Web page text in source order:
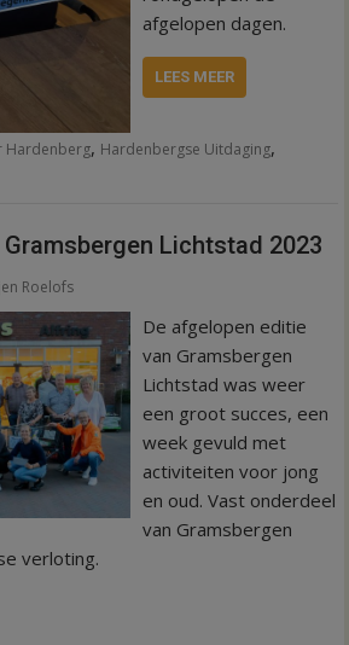
afgelopen dagen.
LEES MEER
Hardenberg, Hardenbergse Uitdaging,
Lichtstad 2023
Roelofs
De afgelopen editie
van Gramsbergen
Lichtstad was weer
een groot succes, een
week gevuld met
activiteiten voor jong
en oud. Vast onderdeel
van Gramsbergen
verloting.